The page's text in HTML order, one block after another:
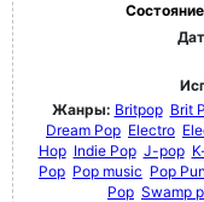
Жанры: Britpop Brit
Dream Pop Electro
Hop Indie Pop J-pop
Pop Pop music Pop
Pop Swamp